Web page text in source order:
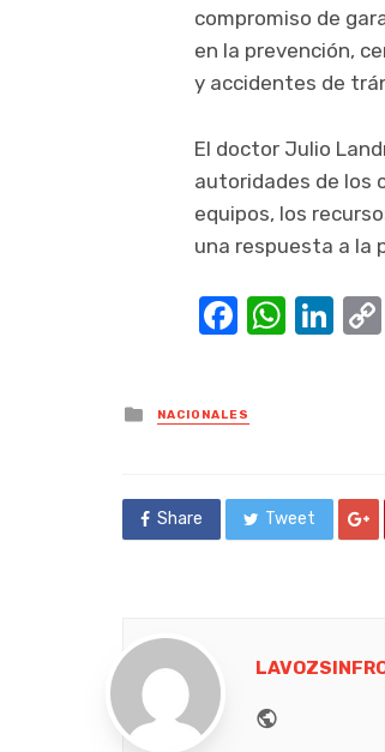
compromiso de
en la prevención,
y accidentes de
El doctor Julio
autoridades de los
equipos, los
una respuesta a la
Posted
in
NACIONALES
Share Tweet